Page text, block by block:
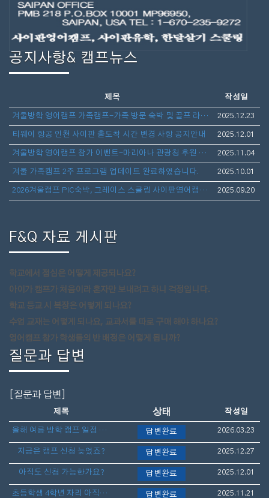
공지사항& 캠프뉴스
제목 작성일
겨울방학 영어캠프 가족캠프-가족 방문 숙박 및 골프 라운딩 안내 2025.12.23
티웨이 항공 인천 사이판 출도착 시간 변경 사항 공지안내 2025.12.01
겨울방학 영어캠프 참가 이벤트-마리아나 관광청 후원 보스턴 가방 선물 증정 2025.11.04
겨울 가족캠프 2주 프로그램 업데이트 완료하였습니다. 2025.10.01
2026겨울캠프 PIC숙박, 그레이스 스쿨링 사이판영어캠프(아이만참가,부모동반)- 1월10일 출발 3주일정 모집 2025.09.20
F&Q 자료 게시판
학교에서 점심은 어떻게 제공되나요?
아이가 캠프가 처음이라 혼자만 보내려고 하니 걱정입니다.
학교 등교 시 복장은 어떻게 되나요?
수업 교재는 어떻게 되나요, 교과서를 따로 구매 해야 하나요?
영어캠프 참가 학생들의 반 배정은 어떻게 됩니까?
질문과 답변
[질문과 답변]
제목 상태 작성일
올해 여름 방학 캠프 일정 언제 나오나요? 답변완료 2026.03.23
지금은 캠프 신청 늦었죠? 답변완료 2025.12.27
아직도 신청 가능한가요? 답변완료 2025.12.01
초등학생 4학년 자리 아직도 가능할까요? 답변완료 2025.11.21